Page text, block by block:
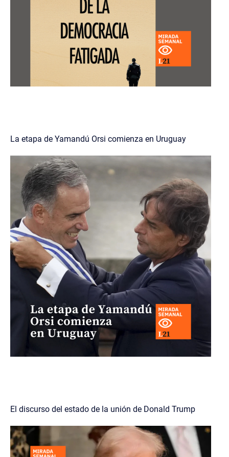
La etapa de Yamandú Orsi comienza en Uruguay
El discurso del estado de la unión de Donald Trump